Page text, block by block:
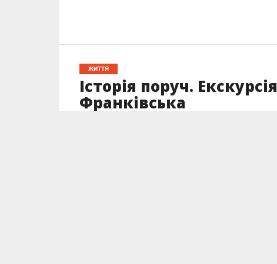
ЖИТТЯ
Історія поруч.
Франківська